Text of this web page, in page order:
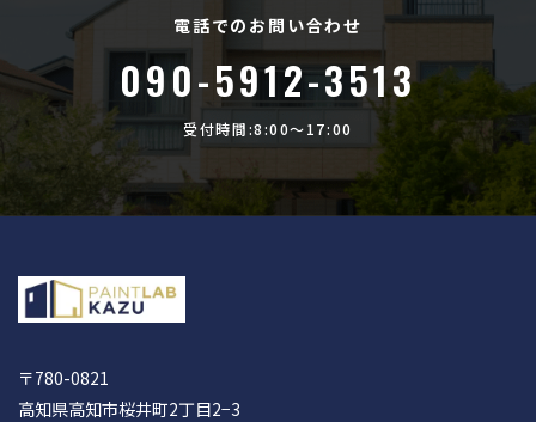
電話でのお問い合わせ
090-5912-3513
受付時間:8:00〜17:00
〒780-0821
高知県高知市桜井町2丁目2−3